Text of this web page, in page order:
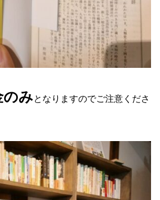
みとなりますのでご注意くださ